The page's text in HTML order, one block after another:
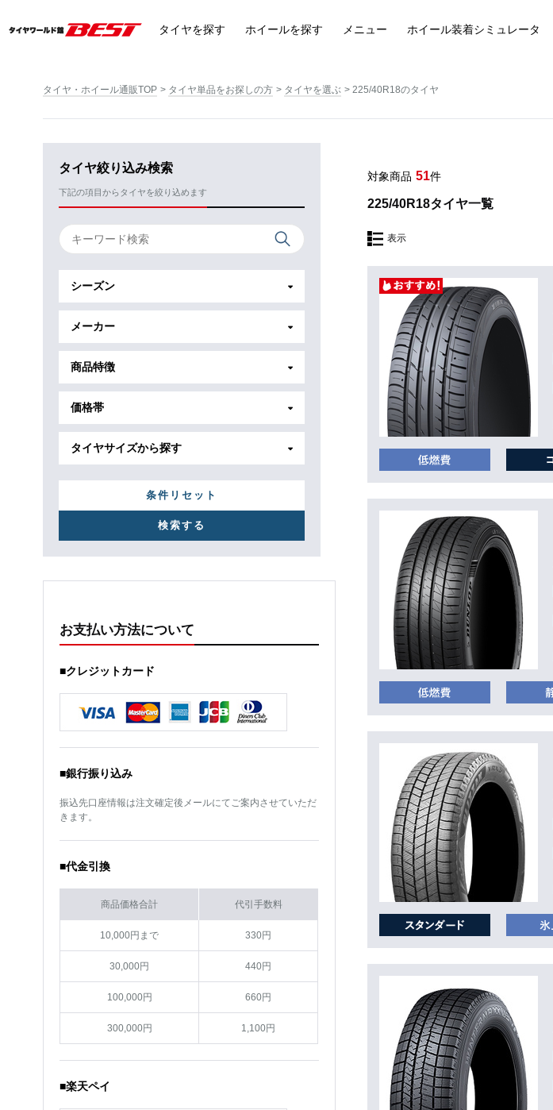
タイヤを探す ホイールを探す メニュー ホイール装着シミュレータ
タイヤ・ホイール通販TOP タイヤ単品をお探しの方 タイヤを選ぶ 225/40R18のタイヤ
タイヤ絞り込み検索
下記の項目からタイヤを絞り込めます
シーズン
メーカー
商品特徴
価格帯
タイヤサイズから探す
条件リセット
お支払い方法について
■クレジットカード
■銀行振り込み
振込先口座情報は注文確定後メールにてご案内させていただ
きます。
■代金引換
商品価格合計 代引手数料
10,000円まで 330円
30,000円 440円
100,000円 660円
300,000円 1,100円
■楽天ペイ
対象商品 51件
225/40R18タイヤ一覧
表示